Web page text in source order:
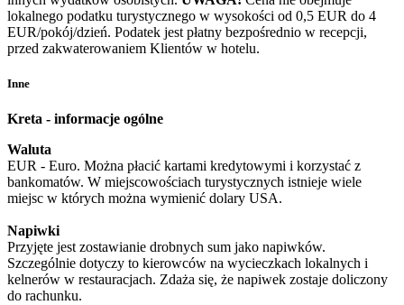
lokalnego podatku turystycznego w wysokości od 0,5 EUR do 4
EUR/pokój/dzień. Podatek jest płatny bezpośrednio w recepcji,
przed zakwaterowaniem Klientów w hotelu.
Inne
Kreta - informacje ogólne
Waluta
EUR - Euro. Można płacić kartami kredytowymi i korzystać z
bankomatów. W miejscowościach turystycznych istnieje wiele
miejsc w których można wymienić dolary USA.
Napiwki
Przyjęte jest zostawianie drobnych sum jako napiwków.
Szczególnie dotyczy to kierowców na wycieczkach lokalnych i
kelnerów w restauracjach. Zdaża się, że napiwek zostaje doliczony
do rachunku.